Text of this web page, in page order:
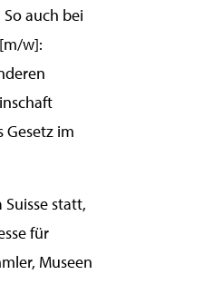
auch bei
w]:
Gesetz im
statt,
für
Museen